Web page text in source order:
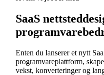
SaaS
Enten du lanserer et nytt
programvareplattform,
vekst, konverteringer og